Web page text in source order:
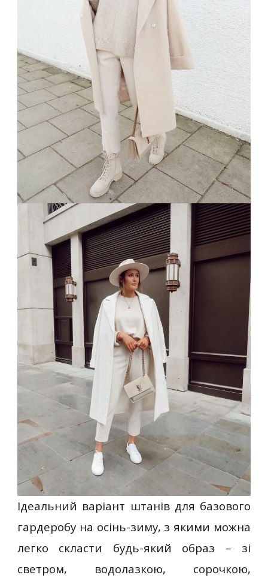
Ідеальний варіант штанів для базового
гардеробу на осінь-зиму, з якими можна
легко скласти будь-який образ – зі
светром, водолазкою, сорочкою,